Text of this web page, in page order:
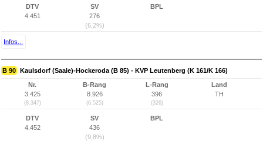
DTV
4.451
SV
276
(6,2%)
BPL
Infos...
B 90 Kaulsdorf (Saale)-Hockeroda (B 85) - KVP Leutenberg (K 161/K 166)
Nr.
3.425
(8.347)
B-Rang
8.926
(6.525)
L-Rang
396
(326)
Land
TH
DTV
4.452
SV
436
(9,8%)
BPL